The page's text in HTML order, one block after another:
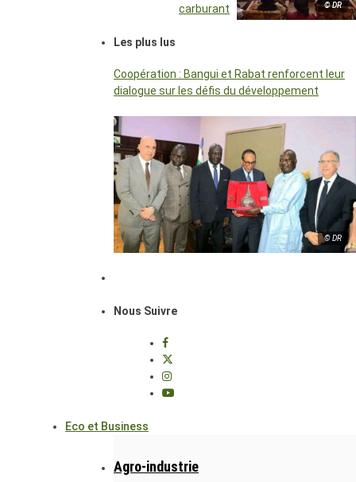
© DR
carburant
Les plus lus
Coopération : Bangui et Rabat renforcent leur
dialogue sur les défis du développement
© DR
Nous Suivre
Eco et Business
Agro-industrie